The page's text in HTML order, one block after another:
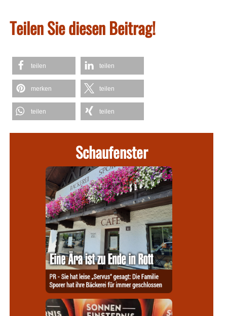
Teilen Sie diesen Beitrag!
teilen teilen
merken teilen
teilen teilen
Schaufenster